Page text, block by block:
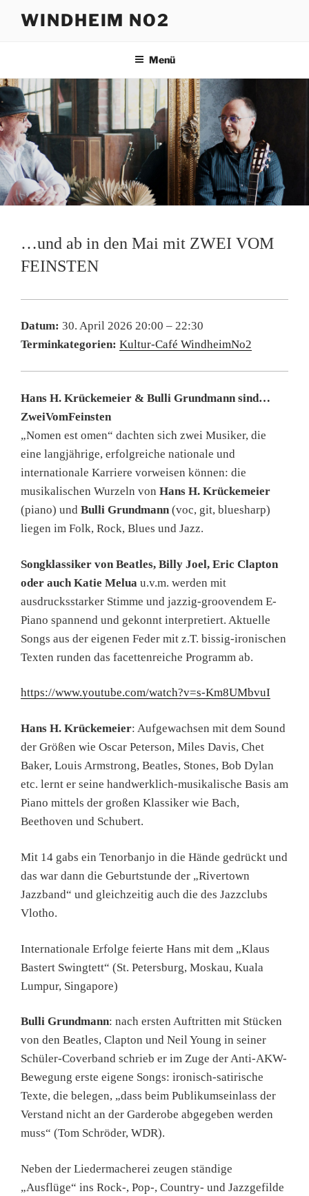
InhaltWINDHEIM NO2
Menü
…und ab in den Mai mit ZWEI VOM
FEINSTEN
Datum: 30. April 2026 20:00 – 22:30
Terminkategorien: Kultur-Café WindheimNo2
Hans H. Krückemeier & Bulli Grundmann sind…
ZweiVomFeinsten
„Nomen est omen“ dachten sich zwei Musiker, die
eine langjährige, erfolgreiche nationale und
internationale Karriere vorweisen können: die
musikalischen Wurzeln von Hans H. Krückemeier
(piano) und Bulli Grundmann(voc, git, bluesharp)
liegen im Folk, Rock, Blues und Jazz.
Songklassiker von Beatles, Billy Joel, Eric Clapton
oder auch Katie Melua u.v.m. werden mit
ausdrucksstarker Stimme und jazzig-groovendem E-
Piano spannend und gekonnt interpretiert. Aktuelle
Songs aus der eigenen Feder mit z.T. bissig-ironischen
Texten runden das facettenreiche Programm ab.
https://www.youtube.com/watch?v=s-Km8UMbvuI
Hans H. Krückemeier: Aufgewachsen mit dem Sound
der Größen wie Oscar Peterson, Miles Davis, Chet
Baker, Louis Armstrong, Beatles, Stones, Bob Dylan
etc. lernt er seine handwerklich-musikalische Basis am
Piano mittels der großen Klassiker wie Bach,
Beethoven und Schubert.
Mit 14 gabs ein Tenorbanjo in die Hände gedrückt und
das war dann die Geburtstunde der „Rivertown
Jazzband“ und gleichzeitig auch die des Jazzclubs
Vlotho.
Internationale Erfolge feierte Hans mit dem „Klaus
Bastert Swingtett“ (St. Petersburg, Moskau, Kuala
Lumpur, Singapore)
Bulli Grundmann: nach ersten Auftritten mit Stücken
von den Beatles, Clapton und Neil Young in seiner
Schüler-Coverband schrieb er im Zuge der Anti-AKW-
Bewegung erste eigene Songs: ironisch-satirische
Texte, die belegen, „dass beim Publikumseinlass der
Verstand nicht an der Garderobe abgegeben werden
muss“ (Tom Schröder, WDR).
Neben der Liedermacherei zeugen ständige
„Ausflüge“ ins Rock-, Pop-, Country- und Jazzgefilde